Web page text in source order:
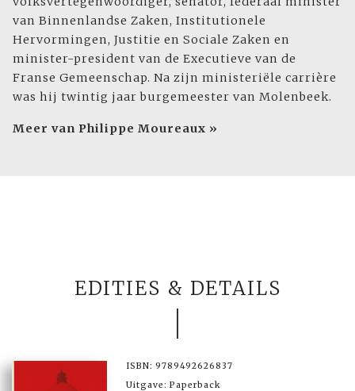
van Binnenlandse Zaken, Institutionele
Hervormingen, Justitie en Sociale Zaken en
minister-president van de Executieve van de
Franse Gemeenschap. Na zijn ministeriële carrière
was hij twintig jaar burgemeester van Molenbeek.
Meer van Philippe Moureaux »
EDITIES & DETAILS
ISBN: 9789492626837
Uitgave: Paperback